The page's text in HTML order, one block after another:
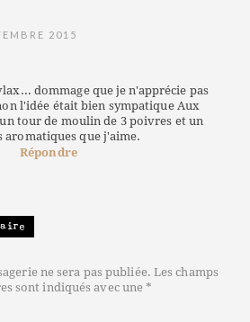
2015
dommage que je n'apprécie pas
l'idée était bien sympatique Aux
tour de moulin de 3 poivres et un
aromatiques que j'aime.
Répondre
ne sera pas publiée. Les champs
sont indiqués avec une *